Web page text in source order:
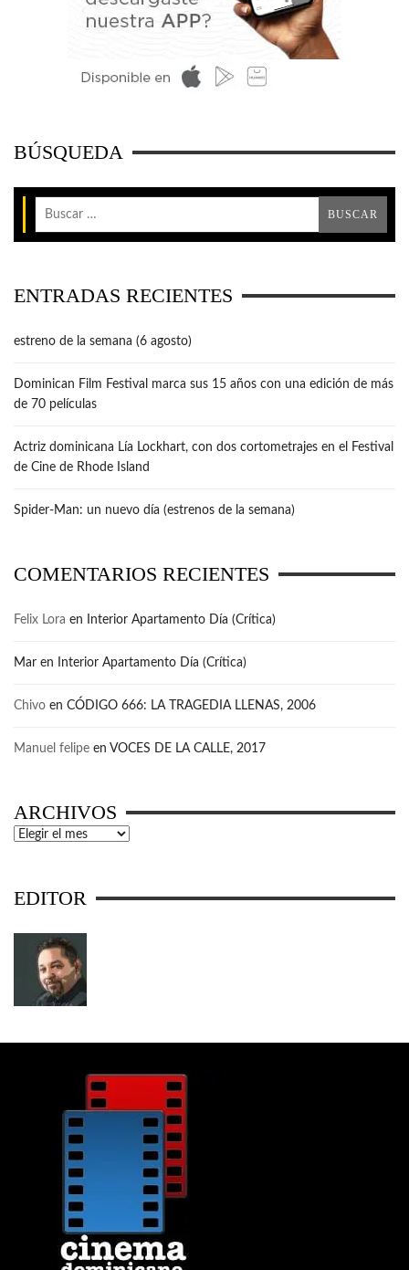
BÚSQUEDA
ENTRADAS RECIENTES
estreno de la semana (6 agosto)
Dominican Film Festival marca sus 15 años con una edición de más
de 70 películas
Actriz dominicana Lía Lockhart, con dos cortometrajes en el Festival
de Cine de Rhode Island
Spider-Man: un nuevo día (estrenos de la semana)
COMENTARIOS RECIENTES
Felix Lora en Interior Apartamento Día (Crítica)
Mar en Interior Apartamento Día (Crítica)
Chivo en CÓDIGO 666: LA TRAGEDIA LLENAS, 2006
Manuel felipe en VOCES DE LA CALLE, 2017
ARCHIVOS
Archivos
EDITOR